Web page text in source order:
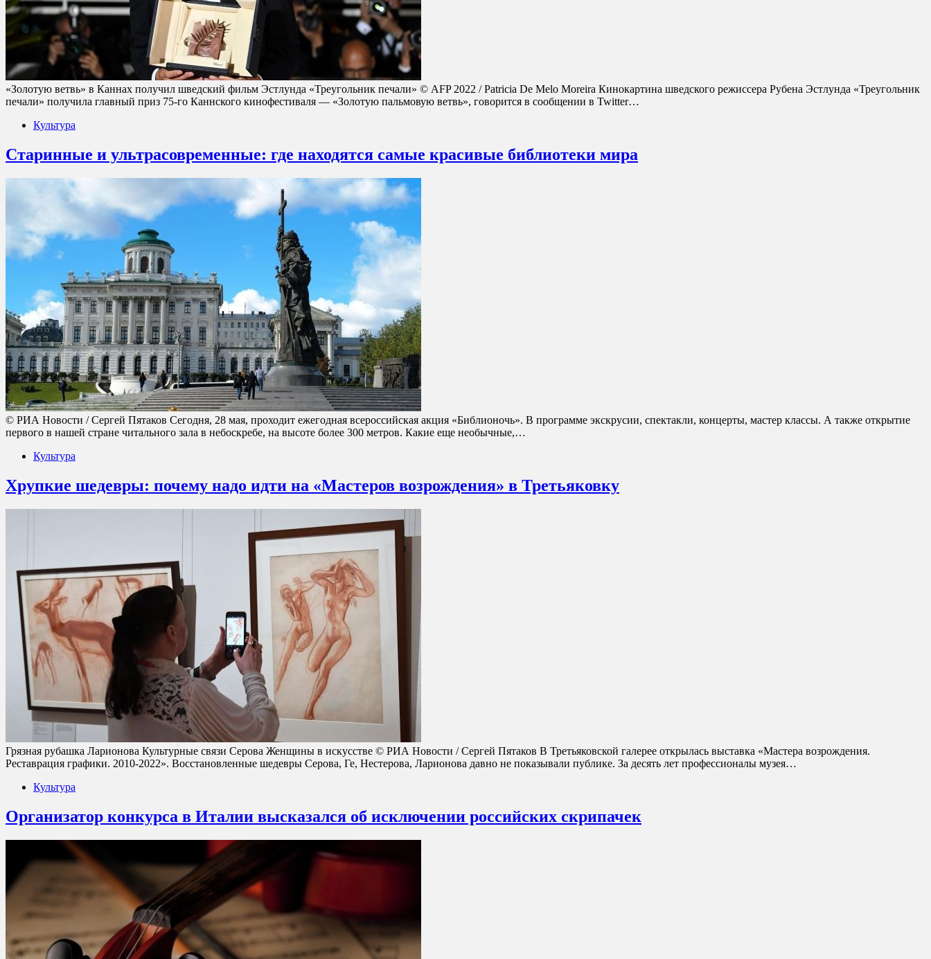
«Золотую ветвь» в Каннах получил шведский фильм Эстлунда «Треугольник печали» © AFP 2022 / Patricia De Melo Moreira Кинокартина шведского режиссера Рубена Эстлунда «Треугольник
печали» получила главный приз 75-го Каннского кинофестиваля — «Золотую пальмовую ветвь», говорится в сообщении в Twitter…
Культура
Старинные и ультрасовременные: где находятся самые красивые библиотеки мира
© РИА Новости / Сергей Пятаков Сегодня, 28 мая, проходит ежегодная всероссийская акция «Библионочь». В программе экскрусии, спектакли, концерты, мастер классы. А также открытие
первого в нашей стране читального зала в небоскребе, на высоте более 300 метров. Какие еще необычные,…
Культура
Хрупкие шедевры: почему надо идти на «Мастеров возрождения» в Третьяковку
Грязная рубашка Ларионова Культурные связи Серова Женщины в искусстве © РИА Новости / Сергей Пятаков В Третьяковской галерее открылась выставка «Мастера возрождения.
Реставрация графики. 2010-2022». Восстановленные шедевры Серова, Ге, Нестерова, Ларионова давно не показывали публике. За десять лет профессионалы музея…
Культура
Организатор конкурса в Италии высказался об исключении российских скрипачек